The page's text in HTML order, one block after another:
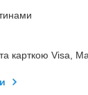
карткою Visa,